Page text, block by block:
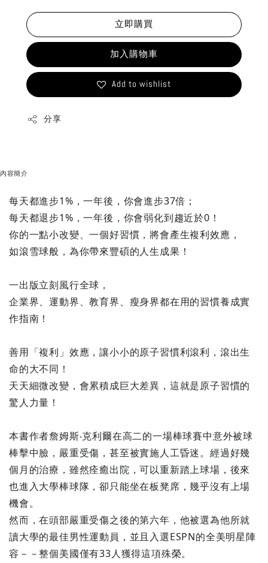
立即購買
加入購物車
Add to wishlist
分享
內容簡介
每天都進步1%，一年後，你會進步37倍；
每天都退步1%，一年後，你會弱化到趨近於0！
你的一點小改變、一個好習慣，將會產生複利效應，
如滾雪球般，為你帶來豐碩的人生成果！
一出版立刻風行全球，
企業界、運動界、教育界、瘦身界都在用的習慣養成實
作指南！
善用「複利」效應，讓小小的原子習慣利滾利，滾出生
命的大不同！
天天細微改變，會累積成巨大差異，這就是原子習慣的
驚人力量！
本書作者詹姆斯‧克利爾在高二的一場棒球賽中意外被球
棒擊中臉，嚴重受傷，甚至被實施人工昏迷。經過好幾
個月的治療，雖然痊癒出院，可以重新踏上球場，後來
也進入大學棒球隊，卻只能坐在板凳席，幾乎沒有上場
機會。
然而，在頭部嚴重受傷之後的第六年，他被選為他所就
讀大學的最佳男性運動員，並且入選ESPN的全美明星陣
容－－整個美國僅有33人獲得這項殊榮。